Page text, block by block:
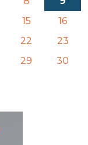
15
16
22
23
29
30